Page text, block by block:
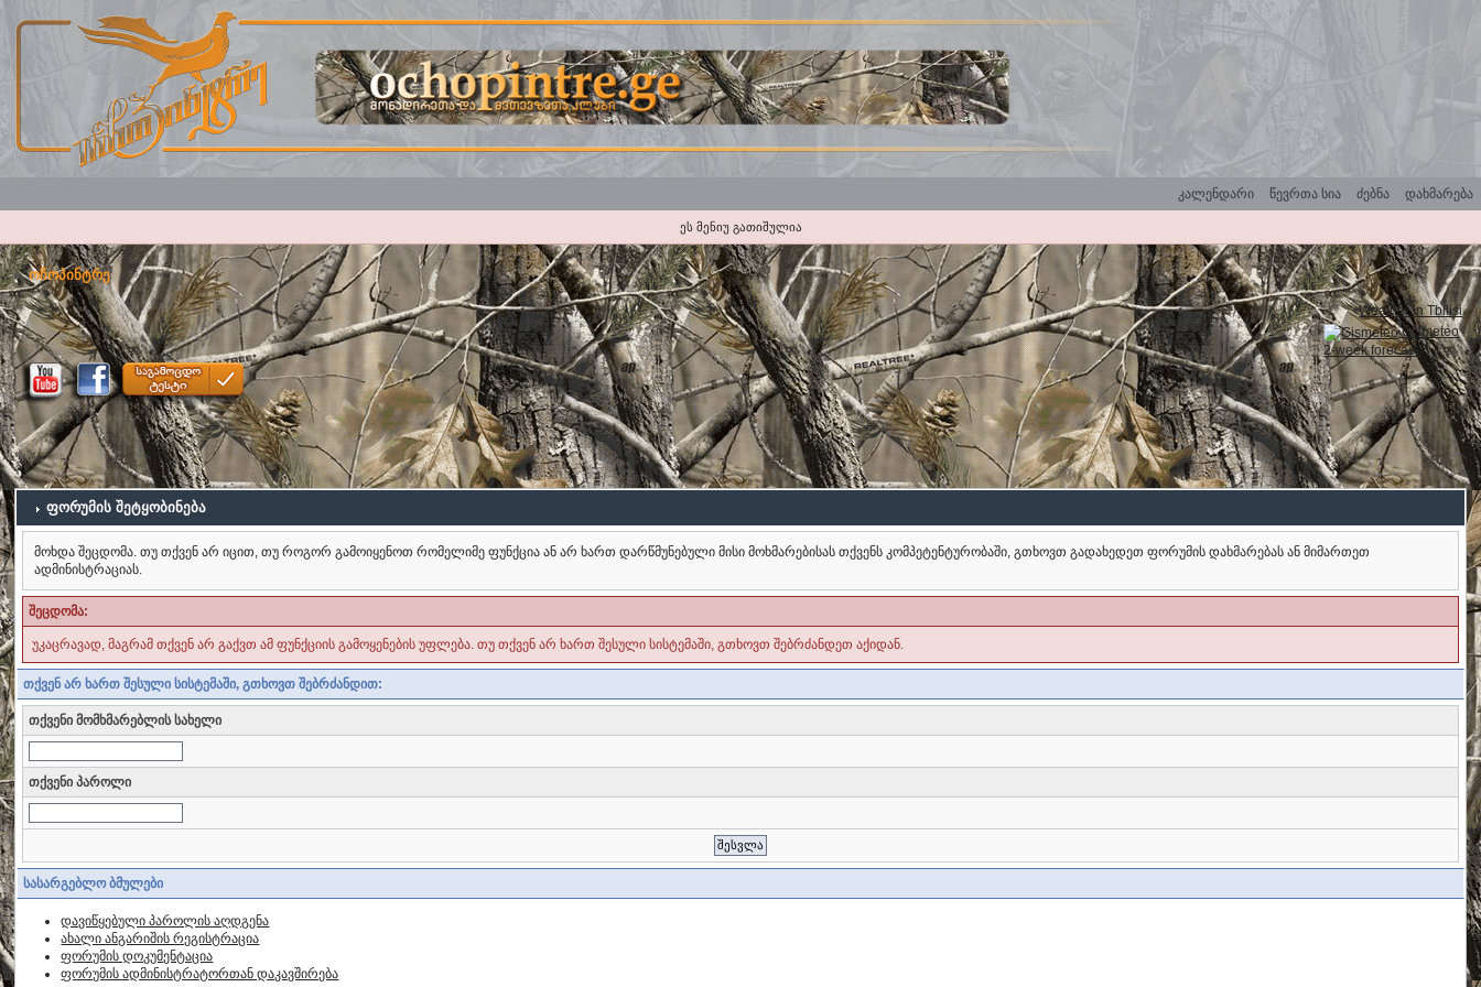
დახმარება
ძებნა
წევრთა სია
კალენდარი
ეს მენიუ გათიშულია
ოჩოპინტრე
Weather in Tbilisi
Gismeteo
2-week forecast
ფორუმის შეტყობინება
მოხდა შეცდომა. თუ თქვენ არ იცით, თუ როგორ გამოიყენოთ რომელიმე ფუნქცია ან არ ხართ დარწმუნებული მისი მოხმარებისას თქვენს კომპეტენტურობაში, გთხოვთ გადახედეთ ფორუმის დახმარებას ან მიმართეთ
ადმინისტრაციას.
შეცდომა:
უკაცრავად, მაგრამ თქვენ არ გაქვთ ამ ფუნქციის გამოყენების უფლება. თუ თქვენ არ ხართ შესული სისტემაში, გთხოვთ შებრძანდეთ აქიდან.
თქვენ არ ხართ შესული სისტემაში, გთხოვთ შებრძანდით:
თქვენი მომხმარებლის სახელი
თქვენი პაროლი
სასარგებლო ბმულები
დავიწყებული პაროლის აღდგენა
ახალი ანგარიშის რეგისტრაცია
ფორუმის დოკუმენტაცია
ფორუმის ადმინისტრატორთან დაკავშირება